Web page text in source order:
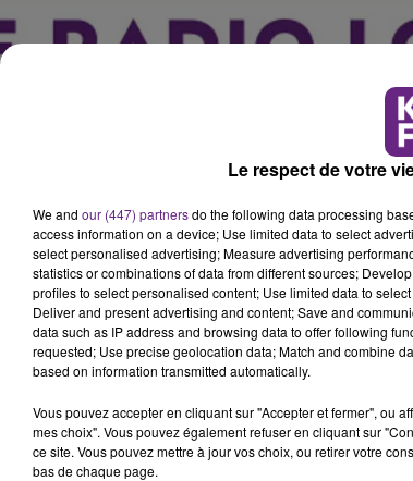
Bourgogne Franche-Comté organisé par le
avril. Après trois jours de matchs, récap de
finale : MARFUTINA, ATUCHA GOMEZ, SEKULIC,
finale: EWIJK et VAN DER HOEK et HEISE et
2èmesérie en 2015 pour Roland Garros, est
(6-4, 6-3) et apparaît toujours comme la tête de
Le respect de votre
We and our (447) partnersdo the following data processing
access information on a device; Use limited data to select
select personalised advertising; Measure advertising
statistics or combinations of data from different sources;
profiles to select personalised content; Use limited data to
Deliver and present advertising and content; Save and
data such as IP address and browsing data to offer following
requested; Use precise geolocation data; Match and combine
based on information transmitted automatically.
Vous pouvez accepter en cliquant sur "Accepter et fermer", ou
mes choix". Vous pouvez également refuser en cliquant sur
ce site. Vous pouvez mettre à jour vos choix, ou retirer votre
bas de chaque page.